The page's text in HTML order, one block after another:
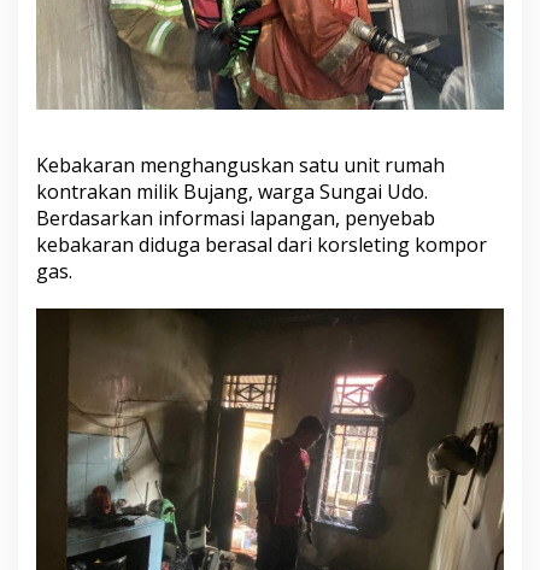
Kebakaran menghanguskan satu unit rumah
kontrakan milik Bujang, warga Sungai Udo.
Berdasarkan informasi lapangan, penyebab
kebakaran diduga berasal dari korsleting kompor
gas.